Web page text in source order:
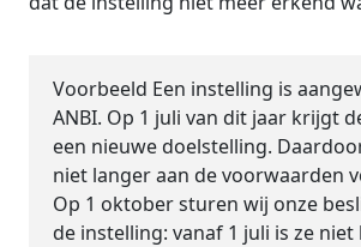
Voorbeeld Een instelling is
ANBI. Op 1 juli van dit jaar krijgt
een nieuwe doelstelling.
niet langer aan de voorwaarden
Op 1 oktober sturen wij onze
de instelling: vanaf 1 juli is ze niet